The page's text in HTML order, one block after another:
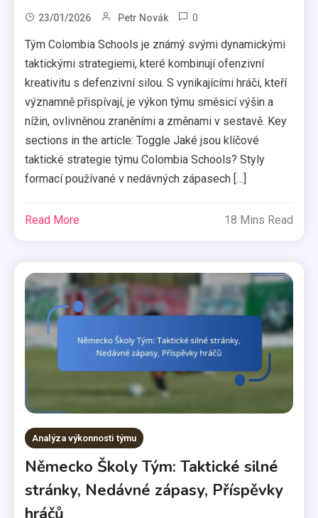
23/01/2026 Petr Novák 0
Tým Colombia Schools je známý svými dynamickými
taktickými strategiemi, které kombinují ofenzivní
kreativitu s defenzivní silou. S vynikajícími hráči, kteří
významně přispívají, je výkon týmu směsicí výšin a
nížin, ovlivněnou zraněními a změnami v sestavě. Key
sections in the article: Toggle Jaké jsou klíčové
taktické strategie týmu Colombia Schools? Styly
formací používané v nedávných zápasech […]
Read More 18 Mins Read
Analýza výkonnosti týmu
Německo Školy Tým: Taktické silné
stránky, Nedávné zápasy, Příspěvky